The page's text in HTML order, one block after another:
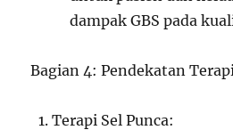
dampak GBS pada
Bagian 4: Pendekatan
Terapi Sel Punca: